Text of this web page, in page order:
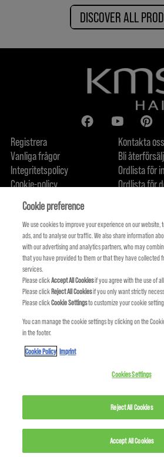
DISCOVER ALL
Registrera
Vanliga frågor
Integritetspolicy
Cookie-policy
Om oss
Kontakta oss
Bli
Ordlista för
Ordlista för
Cookie preference
We use cookies to improve your experience on our website,
ads, and to analyse our traffic. We also share information
with our advertising and analytics partners, who may
that you have provided to them or that they have collected
services.
Please clickAccept All Cookiesif you agree with the use of
Please clickReject All Cookiesif you only want strictly
Please clickCookie Settingsto customize your cookie
You can manage the cookie settings by clicking on the
in the footer.
Cookie Policy Imprint
Cookies Settings
Reject All Cookies
Accept All Cookies